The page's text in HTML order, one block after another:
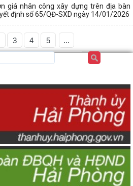
giá nhân công xây dựng trên địa bàn
định số 65/QĐ-SXD ngày 14/01/2026
3 4 5 ...